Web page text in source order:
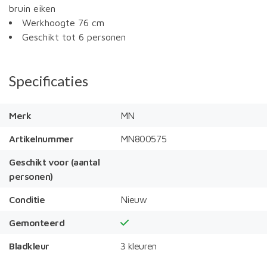
bruin eiken
Werkhoogte 76 cm
Geschikt tot 6 personen
Specificaties
Merk MN
Artikelnummer MN800575
Geschikt voor (aantal
personen)
Conditie Nieuw
Gemonteerd
Bladkleur 3 kleuren